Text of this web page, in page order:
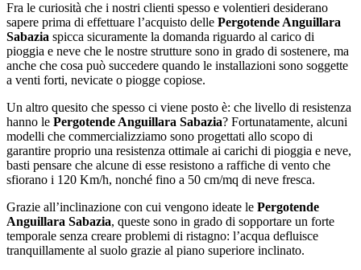
Fra le curiosità che i nostri clienti spesso e volentieri desiderano
sapere prima di effettuare l’acquisto delle Pergotende Anguillara
Sabazia spicca sicuramente la domanda riguardo al carico di
pioggia e neve che le nostre strutture sono in grado di sostenere, ma
anche che cosa può succedere quando le installazioni sono soggette
a venti forti, nevicate o piogge copiose.
Un altro quesito che spesso ci viene posto è: che livello di resistenza
hanno le Pergotende Anguillara Sabazia? Fortunatamente, alcuni
modelli che commercializziamo sono progettati allo scopo di
garantire proprio una resistenza ottimale ai carichi di pioggia e neve,
basti pensare che alcune di esse resistono a raffiche di vento che
sfiorano i 120 Km/h, nonché fino a 50 cm/mq di neve fresca.
Grazie all’inclinazione con cui vengono ideate le Pergotende
Anguillara Sabazia, queste sono in grado di sopportare un forte
temporale senza creare problemi di ristagno: l’acqua defluisce
tranquillamente al suolo grazie al piano superiore inclinato.